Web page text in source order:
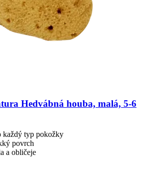
Hedvábná houba, malá, 5-​6
každý typ pokožky
povrch
a obličeje